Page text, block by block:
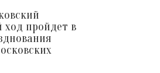
ход пройдет в